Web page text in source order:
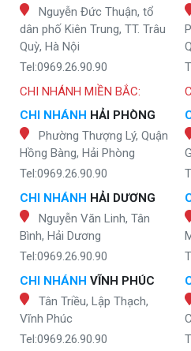
Nguyễn Đức Thuận, tổ
dân phố Kiên Trung, TT. Trâu
Quỳ, Hà Nội
Tel:0969.26.90.90
CHI NHÁNH MIỀN BẮC:
CHI NHÁNH HẢI PHÒNG
Phường Thượng Lý, Quận
Hồng Bàng, Hải Phòng
Tel:0969.26.90.90
CHI NHÁNH HẢI DƯƠNG
Nguyễn Văn Linh, Tân
Bình, Hải Dương
Tel:0969.26.90.90
CHI NHÁNH VĨNH PHÚC
Tân Triều, Lập Thạch,
Vĩnh Phúc
Tel:0969.26.90.90